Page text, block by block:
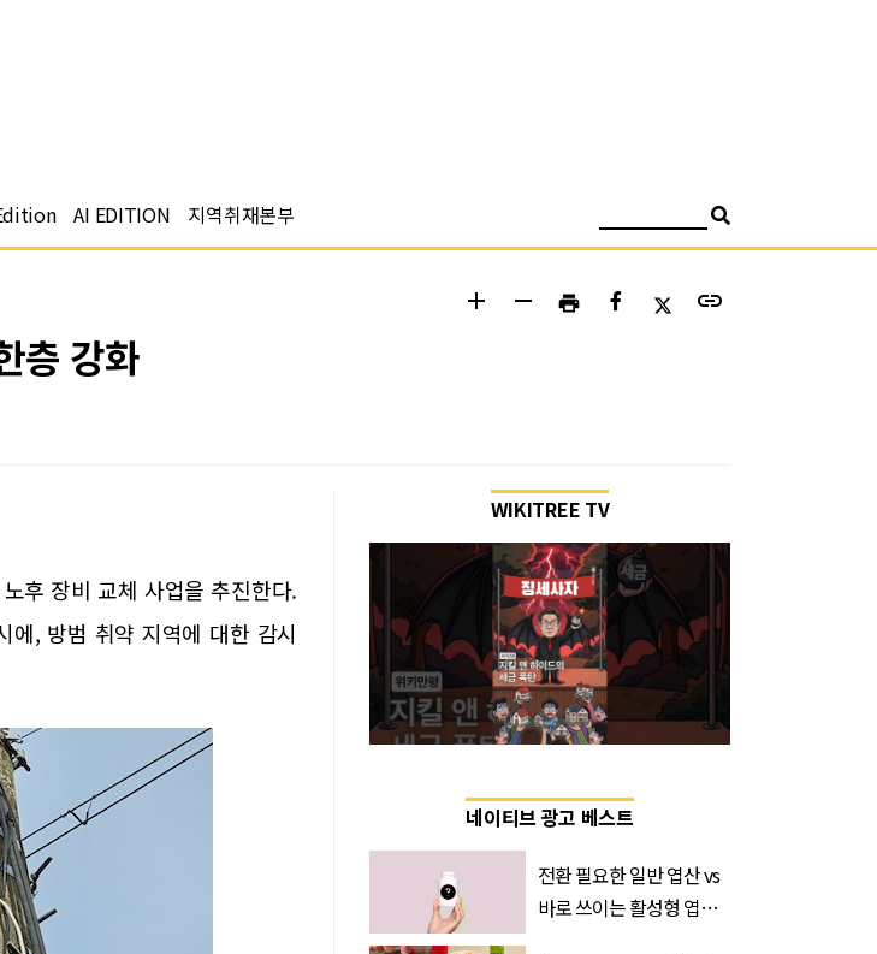
AI EDITION 지역취재본부
add remove print link
층 강화
후 장비 교체 사업을 추진한다.
에, 방범 취약 지역에 대한 감시
WIKITREE TV
네이티브 광고 베스트
전환 필요한 일반 엽산 vs
바로 쓰이는 활성형 엽